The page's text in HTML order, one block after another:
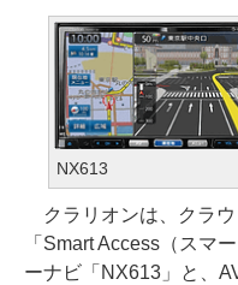
NX613
クラリオンは、クラウ
「Smart Access（スマ
ーナビ「NX613」と、